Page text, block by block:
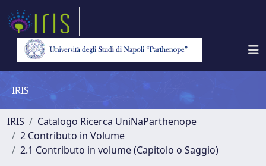
IRIS
IRIS
Catalogo Ricerca UniNaParthenope
2 Contributo in Volume
2.1 Contributo in volume (Capitolo o Saggio)